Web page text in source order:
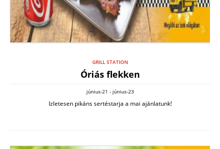
GRILL STATION
Óriás flekken
június-21 - június-23
Izletesen pikáns sertéstarja a mai ajánlatunk!